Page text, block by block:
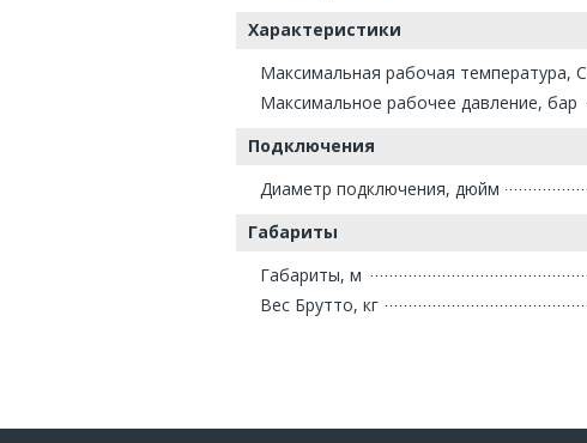
Характеристики
Максимальная рабочая температура, С
Максимальное рабочее давление, бар
Подключения
Диаметр подключения, дюйм
Габариты
Габариты, м
Вес Брутто, кг